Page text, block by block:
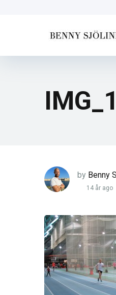
by Benny
14 år ago